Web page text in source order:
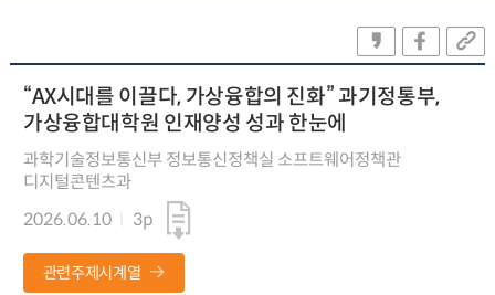
“AX시대를 이끌다, 가상융합의 진화” 과기정통부,
가상융합대학원 인재양성 성과 한눈에
과학기술정보통신부 정보통신정책실 소프트웨어정책관
디지털콘텐츠과
2026.06.10
3p
관련주제시계열